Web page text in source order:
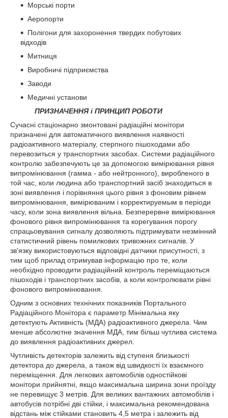
Морські порти
Аеропорти
Полігони для захоронення твердих побутових
відходів
Митниця
Виробничі підприємства
Заводи
Медичні установи
ПРИЗНАЧЕННЯ і ПРИНЦИП РОБОТИ
Сучасні стаціонарно змонтовані радіаційні монітори
призначені для автоматичного виявлення наявності
радіоактивного матеріалу, стерпного пішоходами або
перевозиться у транспортних засобах. Системи радіаційного
контролю забезпечують це за допомогою вимірювання рівня
випромінювання (гамма - або нейтронного), виробленого в
той час, коли людина або транспортний засіб знаходиться в
зоні виявлення і порівняння цього рівня з фоновим рівнем
випромінювання, вимірюваним і корректируемым в періоди
часу, коли зона виявлення вільна. Безперервне вимірювання
фонового рівня випромінювання та корегування порогу
спрацьовування сигналу дозволяють підтримувати незмінний
статистичний рівень помилкових тривожних сигналів. У
зв'язку використовуються відповідні датчики присутності, з
тим щоб прилад отримував інформацію про те, коли
необхідно проводити радіаційний контроль переміщаються
пішоходів і транспортних засобів, а коли контролювати рівні
фонового випромінювання.
Одним з основних технічних показників Портального
Радіаційного Монітора є параметр Мінімальна яку
детектують Активність (МДА) радіоактивного джерела. Чим
менше абсолютне значення МДА, тим більш чутлива система
до виявлення радіоактивних джерел.
Чутливість детекторів залежить від ступеня близькості
детектора до джерела, а також від швидкості їх взаємного
переміщення. Для легкових автомобілів одностійкові
монітори прийнятні, якщо максимальна ширина зони проїзду
не перевищує 3 метрів. Для великих вантажних автомобілів і
автобусів потрібні дві стійки, і максимальна рекомендована
відстань між стійками становить 4,5 метра і залежить від